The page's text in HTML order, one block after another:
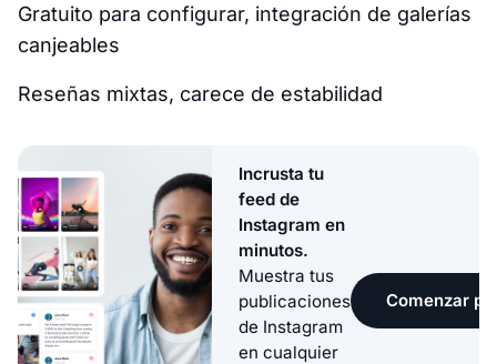
Gratuito para configurar, integración de galerías
canjeables
Reseñas mixtas, carece de estabilidad
Incrusta tu
feed de
Instagram en
minutos.
Muestra tus
publicaciones
de Instagram
en cualquier
Comenzar